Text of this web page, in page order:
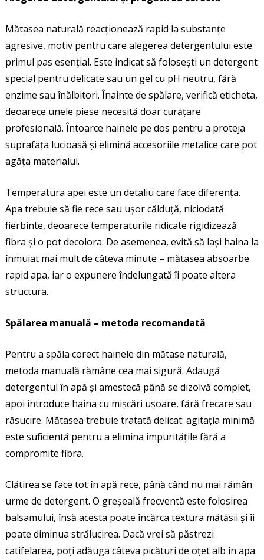
Mătasea naturală reacționează rapid la substanțe
agresive, motiv pentru care alegerea detergentului este
primul pas esențial. Este indicat să folosești un detergent
special pentru delicate sau un gel cu pH neutru, fără
enzime sau înălbitori. Înainte de spălare, verifică eticheta,
deoarece unele piese necesită doar curățare
profesională. Întoarce hainele pe dos pentru a proteja
suprafața lucioasă și elimină accesoriile metalice care pot
agăța materialul.
Temperatura apei este un detaliu care face diferența.
Apa trebuie să fie rece sau ușor călduță, niciodată
fierbinte, deoarece temperaturile ridicate rigidizează
fibra și o pot decolora. De asemenea, evită să lași haina la
înmuiat mai mult de câteva minute – mătasea absoarbe
rapid apa, iar o expunere îndelungată îi poate altera
structura.
Spălarea manuală – metoda recomandată
Pentru a spăla corect hainele din mătase naturală,
metoda manuală rămâne cea mai sigură. Adaugă
detergentul în apă și amestecă până se dizolvă complet,
apoi introduce haina cu mișcări ușoare, fără frecare sau
răsucire. Mătasea trebuie tratată delicat: agitația minimă
este suficientă pentru a elimina impuritățile fără a
compromite fibra.
Clătirea se face tot în apă rece, până când nu mai rămân
urme de detergent. O greșeală frecventă este folosirea
balsamului, însă acesta poate încărca textura mătăsii și îi
poate diminua strălucirea. Dacă vrei să păstrezi
catifelarea, poți adăuga câteva picături de oțet alb în apa